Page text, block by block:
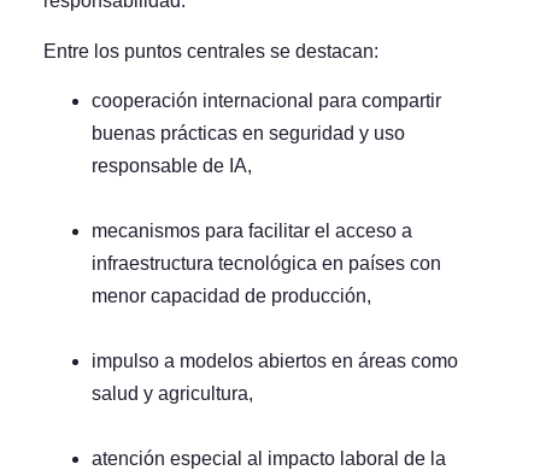
Entre los puntos centrales se destacan:
cooperación internacional para compartir
buenas prácticas en seguridad y uso
responsable de IA,
mecanismos para facilitar el acceso a
infraestructura tecnológica en países con
menor capacidad de producción,
impulso a modelos abiertos en áreas como
salud y agricultura,
atención especial al impacto laboral de la